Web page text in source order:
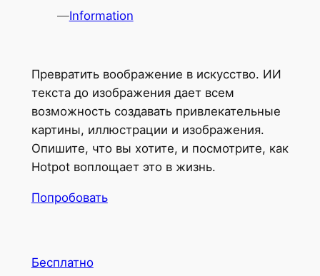
—Information
Превратить воображение в искусство. ИИ
текста до изображения дает всем
возможность создавать привлекательные
картины, иллюстрации и изображения.
Опишите, что вы хотите, и посмотрите, как
Hotpot воплощает это в жизнь.
Попробовать
Бесплатно